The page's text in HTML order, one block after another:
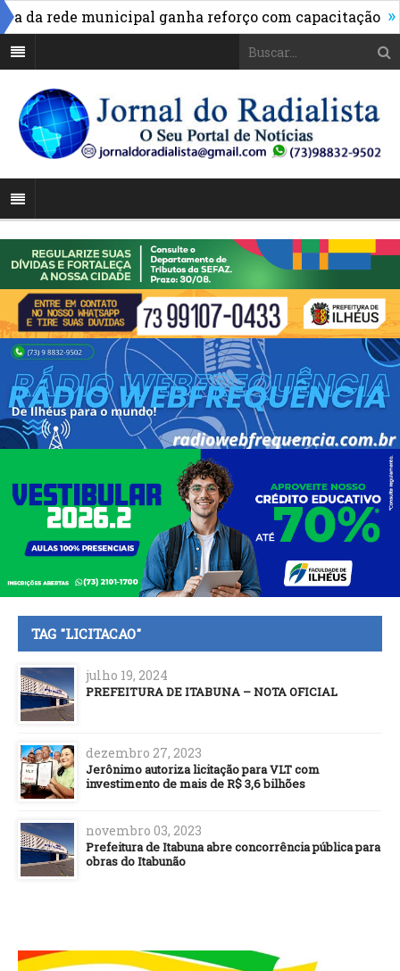
rede municipal ganha reforço com capacitação »
TAG "LICITACAO"
julho 19, 2024
PREFEITURA DE ITABUNA – NOTA OFICIAL
dezembro 27, 2023
Jerônimo autoriza licitação para VLT com
investimento de mais de R$ 3,6 bilhões
novembro 03, 2023
Prefeitura de Itabuna abre concorrência pública para
obras do Itabunão